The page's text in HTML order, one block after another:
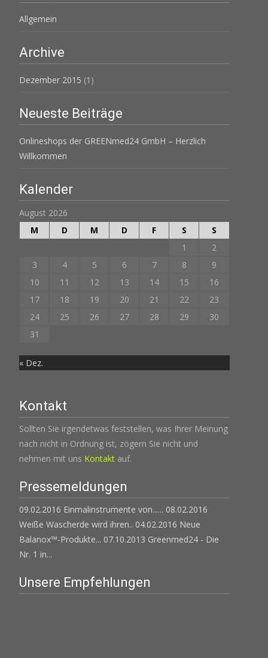
Allgemein
Archive
Dezember 2015 (1)
Neueste Beiträge
Onlineshops der GREENmed24 GmbH – Herzlich
Willkommen
Kalender
August 2026
M
D M D F S
S
1
2
3
4 5 6 7 8
9
10
11 12 13 14 15
16
17
18 19 20 21 22
23
24
25 26 27 28 29
30
31
« Dez.
Kontakt
Sollten Sie irgendetwas feststellen, was Ihrer Meinung
nach nicht in Ordnung ist, zögern Sie nicht und
nehmen mit uns Kontakt auf.
Pressemeldungen
09.02.2016 Einmalinstrumente von...... 08.02.2016
Weiße Wascherde wird ihren.. 04.02.2016 Neue
Balanox™-Produkte... 07.10.2013 Greenmed24 - Die
Nr. 1 in...
Unsere Empfehlungen